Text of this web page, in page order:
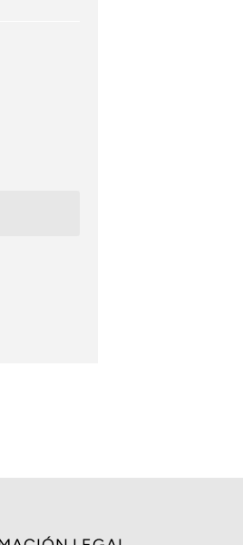
o no disponible
agotada o no disponible